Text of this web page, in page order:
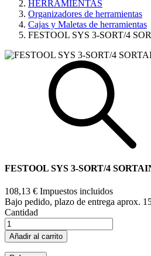
HERRAMIENTAS
Organizadores de herramientas
Cajas y Maletas de herramientas
FESTOOL SYS 3-SORT/4
FESTOOL SYS 3-SORT/4
108,13 € Impuestos incluidos
Bajo pedido, plazo de entrega aprox.
Cantidad
Añadir al carrito